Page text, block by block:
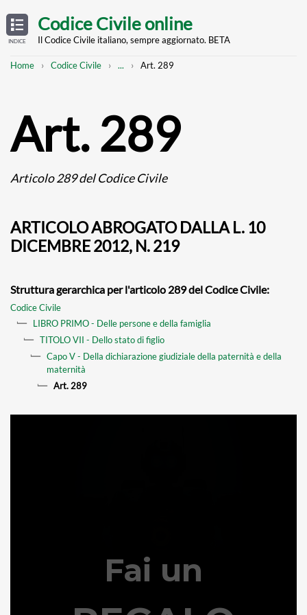
TABLE
OF
CONTENTS
INDICE
main
Codice Civile online
Il Codice Civile italiano, sempre aggiornato. BETA
Breadcrumb
Home Codice Civile
Mostra
... Art. 289
Art. 289
Articolo 289 del Codice Civile
ARTICOLO ABROGATO DALLA L. 10
DICEMBRE 2012, N. 219
Struttura gerarchica per l'articolo 289 del Codice Civile:
Codice Civile
LIBRO PRIMO - Delle persone e della famiglia
TITOLO VII - Dello stato di figlio
Capo V - Della dichiarazione giudiziale della paternità e della
maternità
Art. 289